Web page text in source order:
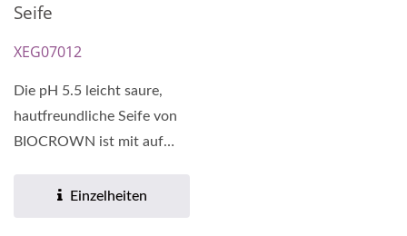
Seife
XEG07012
Die pH 5.5 leicht saure,
hautfreundliche Seife von
BIOCROWN ist mit auf
Einzelheiten